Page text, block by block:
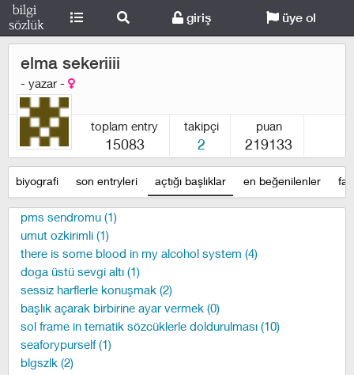
giriş üye ol
elma sekeriiii
- yazar -
toplam entry
15083
takipçi
2
puan
219133
biyografi son entryleri açtığı başlıklar en beğenilenler
pms sendromu (1)
umut ozkirimli (1)
there is some blood in my alcohol system (4)
doga üstü sevgi altı (1)
sessiz harflerle konuşmak (2)
başlık açarak birbirine ayar vermek (0)
sol frame in tematik sözcüklerle doldurulması (10)
seaforypurself (1)
blgszlk (2)